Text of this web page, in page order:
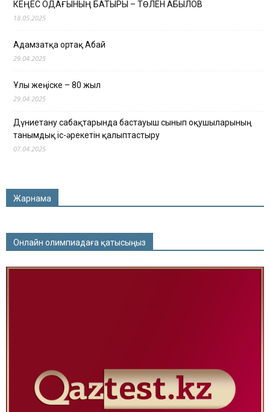
КЕҢЕС ОДАҒЫНЫҢ БАТЫРЫ – ТӨЛЕН ҚАБЫЛОВ
18.05.2025
Адамзатқа ортақ Абай
29.04.2025
Ұлы жеңіске – 80 жыл
29.04.2025
Дүниетану сабақтарында бастауыш сынып оқушыларының
танымдық іс-әрекетін қалыптастыру
07.04.2025
Жарнама
Онлайн олимпиадаға қатысыңыз